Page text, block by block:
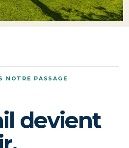
NOTRE PASSAGE
devient